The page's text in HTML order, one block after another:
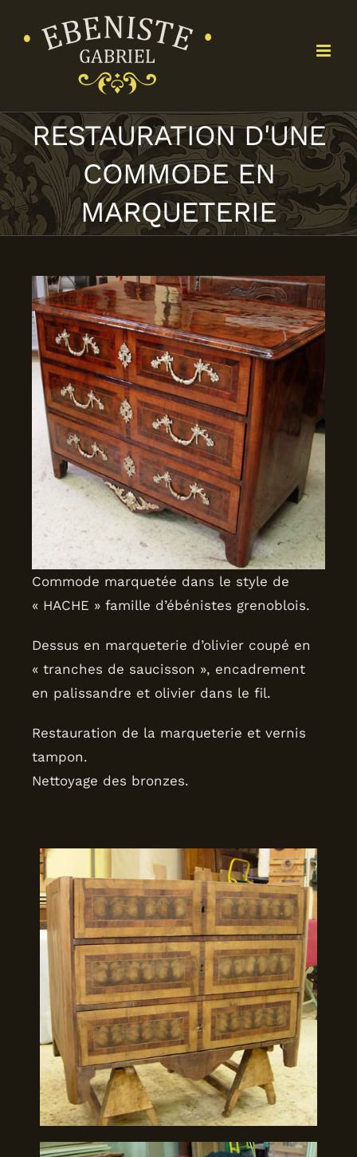
RESTAURATION D'UNE
COMMODE EN
MARQUETERIE
Commode marquetée dans le style de
« HACHE » famille d’ébénistes grenoblois.
Dessus en marqueterie d’olivier coupé en
« tranches de saucisson », encadrement
en palissandre et olivier dans le fil.
Restauration de la marqueterie et vernis
tampon.
Nettoyage des bronzes.